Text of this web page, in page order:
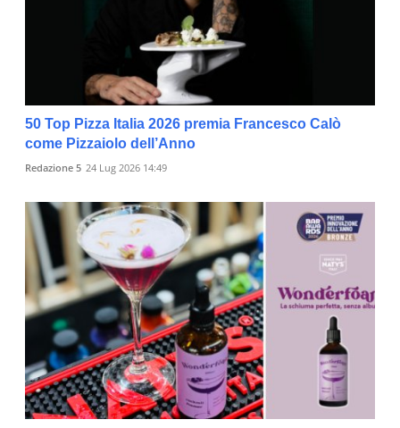
50 Top Pizza Italia 2026 premia Francesco Calò
come Pizzaiolo dell’Anno
Redazione 5 24 Lug 2026 14:49